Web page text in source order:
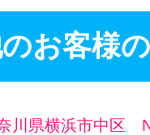
お客様
川県横浜市中区